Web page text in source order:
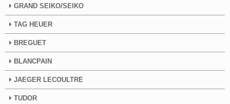
GRAND SEIKO/SEIKO
TAG HEUER
BREGUET
BLANCPAIN
JAEGER LECOULTRE
TUDOR